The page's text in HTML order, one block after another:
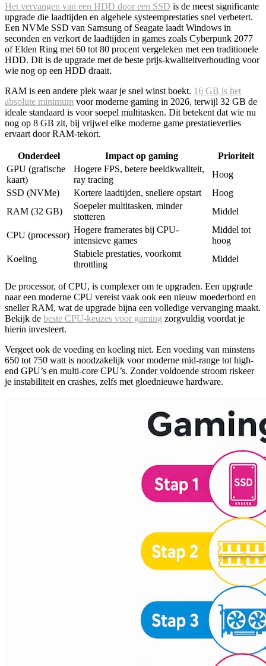
Het vervangen van een HDD door een SSD is de meest significante
upgrade die laadtijden en algehele systeemprestaties snel verbetert.
Een NVMe SSD van Samsung of Seagate laadt Windows in
seconden en verkort de laadtijden in games zoals Cyberpunk 2077
of Elden Ring met 60 tot 80 procent vergeleken met een traditionele
HDD. Dit is de upgrade met de beste prijs-kwaliteitverhouding voor
wie nog op een HDD draait.
RAM is een andere plek waar je snel winst boekt. 16 GB is het
absolute minimum voor moderne gaming in 2026, terwijl 32 GB de
ideale standaard is voor soepel multitasken. Dit betekent dat wie nu
nog op 8 GB zit, bij vrijwel elke moderne game prestatieverlies
ervaart door RAM-tekort.
Onderdeel Impact op gaming
Prioriteit
GPU (grafische
kaart)
Hogere FPS, betere beeldkwaliteit,
ray tracing
Hoog
SSD (NVMe)
Kortere laadtijden, snellere opstart
Hoog
RAM (32 GB)
Soepeler multitasken, minder
stotteren
Middel
CPU (processor)
Hogere framerates bij CPU-
intensieve games
Middel tot
hoog
Koeling
Stabiele prestaties, voorkomt
throttling
Middel
De processor, of CPU, is complexer om te upgraden. Een upgrade
naar een moderne CPU vereist vaak ook een nieuw moederbord en
sneller RAM, wat de upgrade bijna een volledige vervanging maakt.
Bekijk de beste CPU-keuzes voor gaming zorgvuldig voordat je
hierin investeert.
Vergeet ook de voeding en koeling niet. Een voeding van minstens
650 tot 750 watt is noodzakelijk voor moderne mid-range tot high-
end GPU’s en multi-core CPU’s. Zonder voldoende stroom riskeer
je instabiliteit en crashes, zelfs met gloednieuwe hardware.